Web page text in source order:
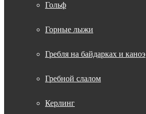
Гольф
Горные лыжи
Гребля на байдарках и каноэ
Гребной слалом
Керлинг